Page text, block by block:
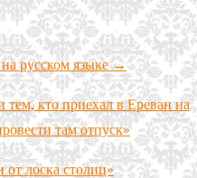
русском языке →
тем, кто приехал в Ереван на
там отпуск»
лоска столиц»